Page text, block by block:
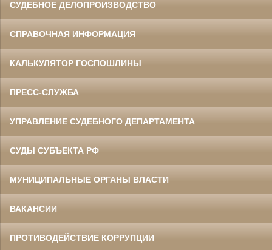
СУДЕБНОЕ ДЕЛОПРОИЗВОДСТВО
СПРАВОЧНАЯ ИНФОРМАЦИЯ
КАЛЬКУЛЯТОР ГОСПОШЛИНЫ
ПРЕСС-СЛУЖБА
УПРАВЛЕНИЕ СУДЕБНОГО ДЕПАРТАМЕНТА
СУДЫ СУБЪЕКТА РФ
МУНИЦИПАЛЬНЫЕ ОРГАНЫ ВЛАСТИ
ВАКАНСИИ
ПРОТИВОДЕЙСТВИЕ КОРРУПЦИИ